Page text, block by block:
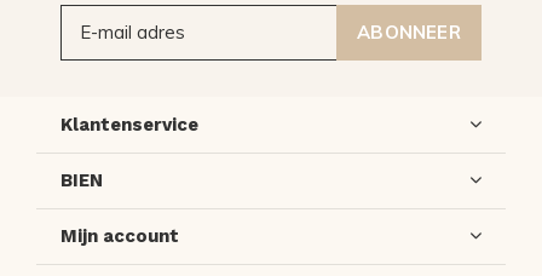
ABONNEER
Klantenservice
BIEN
Mijn account